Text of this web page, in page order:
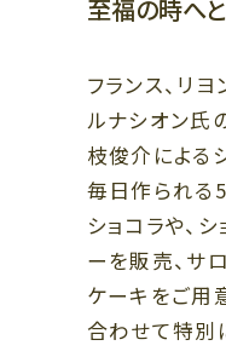
ファッション、レストラン
ファッション、グッズ、カフェ
阪神 大阪梅田駅
Osaka Metro 西梅田駅
至福の時へ
フランス、リ
ルナシオン氏
枝俊介による
毎日作られる
ショコラや、
ーを販売、サ
ケーキをご用
合わせて特別